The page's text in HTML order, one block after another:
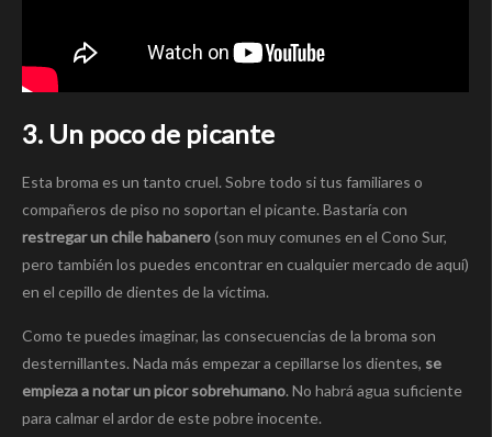
3. Un poco de picante
Esta broma es un tanto cruel. Sobre todo si tus familiares o
compañeros de piso no soportan el picante. Bastaría con
restregar un chile habanero(son muy comunes en el Cono Sur,
pero también los puedes encontrar en cualquier mercado de aquí)
en el cepillo de dientes de la víctima.
Como te puedes imaginar, las consecuencias de la broma son
desternillantes. Nada más empezar a cepillarse los dientes, se
empieza a notar un picor sobrehumano. No habrá agua suficiente
para calmar el ardor de este pobre inocente.